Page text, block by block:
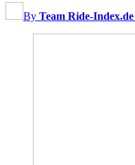
By Team Ride-Index.de